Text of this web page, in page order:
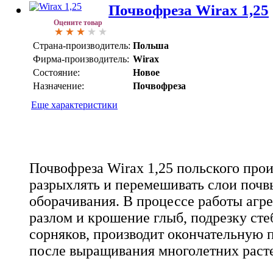
Оцените товар
Почвофреза Wirax 1,25
Страна-производитель: Польша
Фирма-производитель: Wirax
Состояние:
Новое
Назначение:
Почвофреза
Еще характеристики
Почвофреза Wirax 1,25 польского
разрыхлять и перемешивать слои
оборачивания. В процессе работы
разлом и крошение глыб, подрезку
сорняков, производит окончательную
после выращивания многолетних